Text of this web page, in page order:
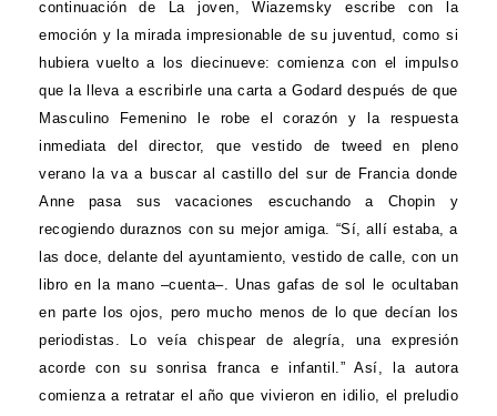
continuación de La joven, Wiazemsky escribe con la
emoción y la mirada impresionable de su juventud, como si
hubiera vuelto a los diecinueve: comienza con el impulso
que la lleva a escribirle una carta a Godard después de que
Masculino Femenino le robe el corazón y la respuesta
inmediata del director, que vestido de tweed en pleno
verano la va a buscar al castillo del sur de Francia donde
Anne pasa sus vacaciones escuchando a Chopin y
recogiendo duraznos con su mejor amiga. “Sí, allí estaba, a
las doce, delante del ayuntamiento, vestido de calle, con un
libro en la mano –cuenta–. Unas gafas de sol le ocultaban
en parte los ojos, pero mucho menos de lo que decían los
periodistas. Lo veía chispear de alegría, una expresión
acorde con su sonrisa franca e infantil.” Así, la autora
comienza a retratar el año que vivieron en idilio, el preludio